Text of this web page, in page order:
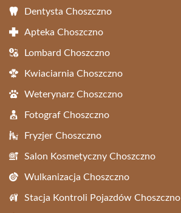
Dentysta Choszczno
Apteka Choszczno
Lombard Choszczno
Kwiaciarnia Choszczno
Weterynarz Choszczno
Fotograf Choszczno
Fryzjer Choszczno
Salon Kosmetyczny Choszczno
Wulkanizacja Choszczno
Stacja Kontroli Pojazdów Choszczno